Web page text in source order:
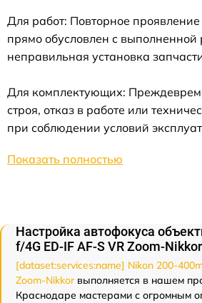
Для работ: Повторное
прямо обусловлен с
неправильная установка
Для комплектующих:
строя, отказ в работе или
при соблюдении условий
Показать полностью
Настройка автофокуса
f/4G ED-IF AF-S VR Zoom-
[dataset:services:name] Nikon 200-
Zoom-Nikkorвыполняется в нашем
Краснодаре мастерами с огромным